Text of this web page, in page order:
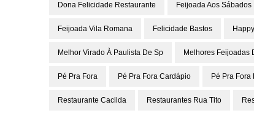
Dona Felicidade Restaurante Feijoada Aos Sábados
Feijoada Vila Romana Felicidade Bastos
Melhor Virado À Paulista De Sp Melhores Feijoadas
Pé Pra Fora Pé Pra Fora Cardápio Pé Pra
Restaurante Cacilda Restaurantes Rua Tito